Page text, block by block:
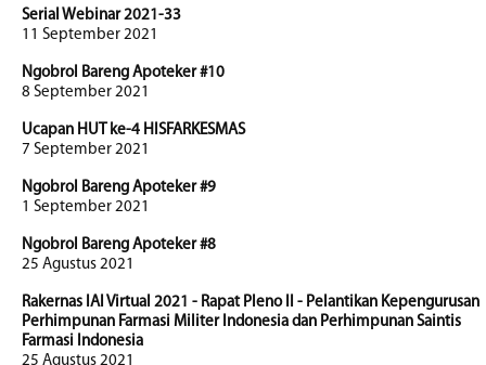
Serial Webinar 2021-33
11 September 2021
Ngobrol Bareng Apoteker #10
8 September 2021
Ucapan HUT ke-4 HISFARKESMAS
7 September 2021
Ngobrol Bareng Apoteker #9
1 September 2021
Ngobrol Bareng Apoteker #8
25 Agustus 2021
Rakernas IAI Virtual 2021 - Rapat Pleno II - Pelantikan Kepengurusan
Perhimpunan Farmasi Militer Indonesia dan Perhimpunan Saintis
Farmasi Indonesia
25 Agustus 2021